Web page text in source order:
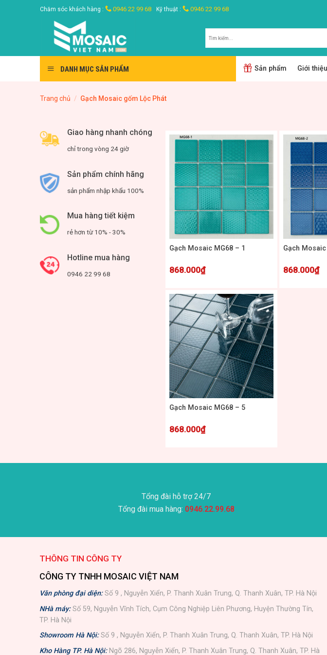
Chăm sóc khách hàng : 0946 22 99 68 Kỹ thuật : 0946 22 99 68
DANH MỤC SẢN PHẨM Sản phẩm Giới thiệu
Trang chủ / Gạch Mosaic gốm Lộc Phát
Giao hàng nhanh chóng
chỉ trong vòng 24 giờ
Sản phẩm chính hãng
sản phẩm nhập khẩu 100%
Mua hàng tiết kiệm
rẻ hơn từ 10% - 30%
Hotline mua hàng
0946 22 99 68
+
Gạch Mosaic MG68 – 1
868.000₫
+
Gạch
868.000₫
Gạch Mosaic MG68 – 5
868.000₫
Tổng đài hỗ trợ 24/7
Tổng đài mua hàng: 0946.22.99.68
THÔNG TIN CÔNG TY
CÔNG TY TNHH MOSAIC VIỆT NAM
Văn phòng đại diện:Số 9 , Nguyễn Xiển, P. Thanh Xuân Trung, Q. Thanh Xuân, TP. Hà Nội
NHà máy: Số 59, Nguyễn Vĩnh Tích, Cụm Công Nghiệp Liên Phương, Huyện Thường Tín,
TP. Hà Nội
Showroom Hà Nội: Số 9 , Nguyễn Xiển, P. Thanh Xuân Trung, Q. Thanh Xuân, TP. Hà Nội
Kho Hàng TP. Hà Nội: Ngõ 286, Nguyễn Xiển, P. Thanh Xuân Trung, Q. Thanh Xuân, TP. Hà